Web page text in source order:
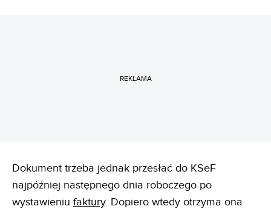
REKLAMA
Dokument trzeba jednak przesłać do KSeF
najpóźniej następnego dnia roboczego po
wystawieniu faktury. Dopiero wtedy otrzyma ona